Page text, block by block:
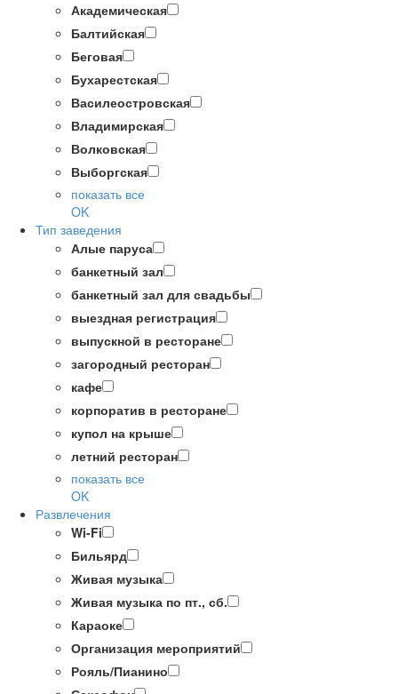
Академическая
Балтийская
Беговая
Бухарестская
Василеостровская
Владимирская
Волковская
Выборгская
показать все
OK
Тип заведения
Алые паруса
банкетный зал
банкетный зал для свадьбы
выездная регистрация
выпускной в ресторане
загородный ресторан
кафе
корпоратив в ресторане
купол на крыше
летний ресторан
показать все
OK
Развлечения
Wi-Fi
Бильярд
Живая музыка
Живая музыка по пт., сб.
Караоке
Организация мероприятий
Рояль/Пианино